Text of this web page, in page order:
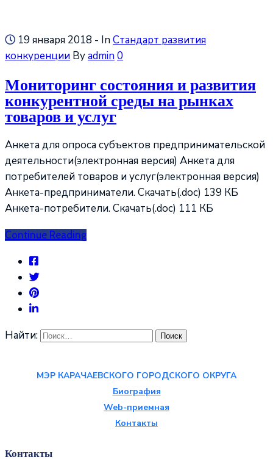
19 января 2018 - InСтандарт развития
конкуренции Byadmin0
Мониторинг состояния и развития
конкурентной среды на рынках
товаров и услуг
Анкета для опроса субъектов предпринимательской
деятельности(электронная версия) Анкета для
потребителей товаров и услуг(электронная версия)
Анкета-предприниматели. Скачать(.doc) 139 КБ
Анкета-потребители. Скачать(.doc) 111 КБ
Continue Reading
Найти:
МЭР КАРАЧАЕВСКОГО ГОРОДСКОГО ОКРУГА
Биография
Web-приемная
Контакты
Контакты